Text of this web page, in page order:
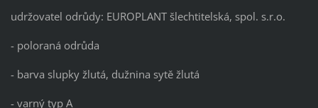
udržovatel odrůdy: EUROPLANT šlechtitelská, spol. s.r.o.
- poloraná odrůda
- barva slupky žlutá, dužnina sytě žlutá
- varný typ A